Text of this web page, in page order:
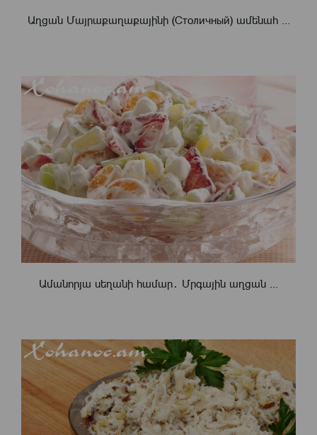
Աղցան Մայրաքաղաքայինի (Столичный) ամենահ ...
Ամանորյա սեղանի համար․ Մրգային աղցան ...